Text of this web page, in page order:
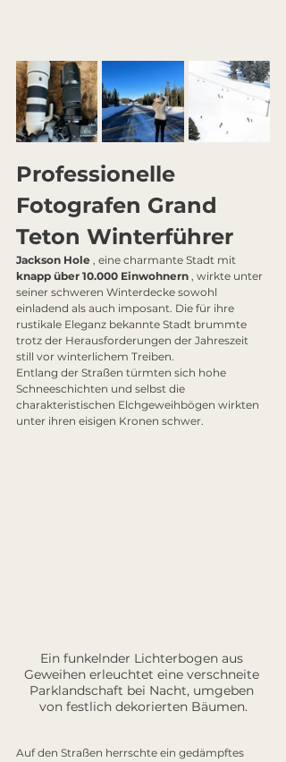
Professionelle
Fotografen Grand
Teton Winterführer
Jackson Hole , eine charmante Stadt mit
knapp über 10.000 Einwohnern , wirkte unter
seiner schweren Winterdecke sowohl
einladend als auch imposant. Die für ihre
rustikale Eleganz bekannte Stadt brummte
trotz der Herausforderungen der Jahreszeit
still vor winterlichem Treiben.
Entlang der Straßen türmten sich hohe
Schneeschichten und selbst die
charakteristischen Elchgeweihbögen wirkten
unter ihren eisigen Kronen schwer.
Ein funkelnder Lichterbogen aus
Geweihen erleuchtet eine verschneite
Parklandschaft bei Nacht, umgeben
von festlich dekorierten Bäumen.
Auf den Straßen herrschte ein gedämpftes